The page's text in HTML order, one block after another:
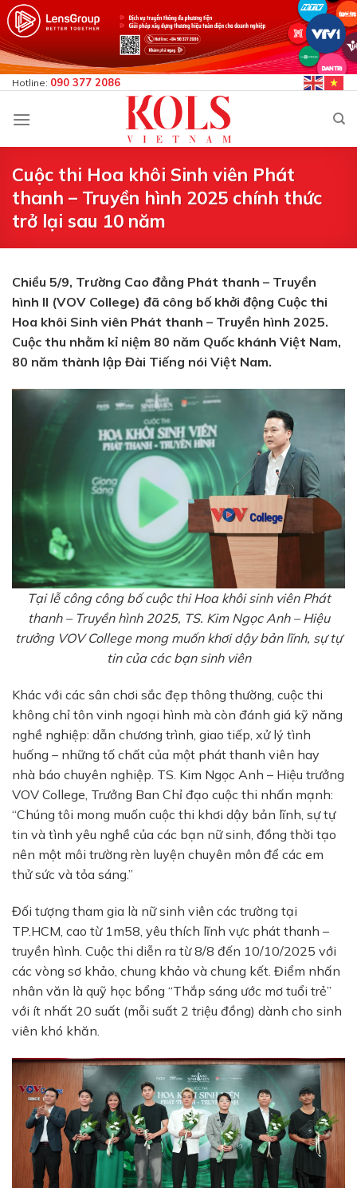
Bỏ
qua
nội
dung
Hotline: 090 377 2086
Cuộc thi Hoa khôi Sinh viên Phát
thanh – Truyền hình 2025 chính thức
trở lại sau 10 năm
Chiều 5/9, Trường Cao đẳng Phát thanh – Truyền
hình II (VOV College) đã công bố khởi động Cuộc thi
Hoa khôi Sinh viên Phát thanh – Truyền hình 2025.
Cuộc thu nhằm kỉ niệm 80 năm Quốc khánh Việt Nam,
80 năm thành lập Đài Tiếng nói Việt Nam.
Tại lễ công công bố cuộc thi Hoa khôi sinh viên Phát
thanh – Truyền hình 2025, TS. Kim Ngọc Anh – Hiệu
trưởng VOV College mong muốn khơi dậy bản lĩnh, sự tự
tin của các bạn sinh viên
Khác với các sân chơi sắc đẹp thông thường, cuộc thi
không chỉ tôn vinh ngoại hình mà còn đánh giá kỹ năng
nghề nghiệp: dẫn chương trình, giao tiếp, xử lý tình
huống – những tố chất của một phát thanh viên hay
nhà báo chuyên nghiệp. TS. Kim Ngọc Anh – Hiệu trưởng
VOV College, Trưởng Ban Chỉ đạo cuộc thi nhấn mạnh:
“Chúng tôi mong muốn cuộc thi khơi dậy bản lĩnh, sự tự
tin và tình yêu nghề của các bạn nữ sinh, đồng thời tạo
nên một môi trường rèn luyện chuyên môn để các em
thử sức và tỏa sáng.”
Đối tượng tham gia là nữ sinh viên các trường tại
TP.HCM, cao từ 1m58, yêu thích lĩnh vực phát thanh –
truyền hình. Cuộc thi diễn ra từ 8/8 đến 10/10/2025 với
các vòng sơ khảo, chung khảo và chung kết. Điểm nhấn
nhân văn là quỹ học bổng “Thắp sáng ước mơ tuổi trẻ”
với ít nhất 20 suất (mỗi suất 2 triệu đồng) dành cho sinh
viên khó khăn.